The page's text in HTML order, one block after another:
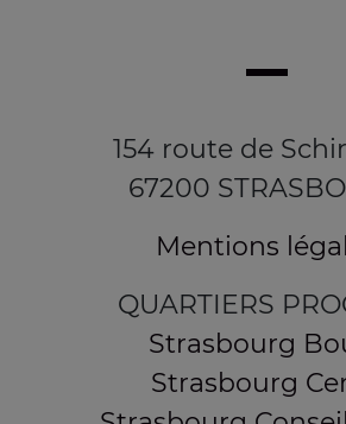
154 route de
67200
Mentions
QUARTIERS
Strasbourg
Strasbourg